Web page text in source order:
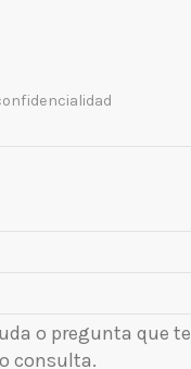
o pregunta que
consulta.